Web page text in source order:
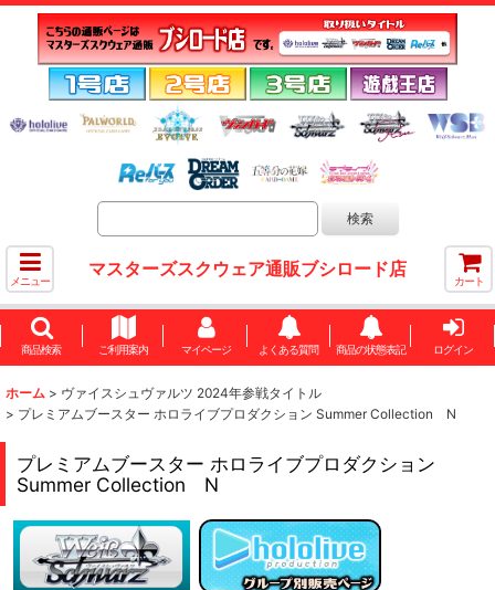
メニュー
マスターズスクウェア通販ブシロード店
カート
商品検索 ご利用案内 マイページ よくある質問 商品の状態表記 ログイン
ホーム > ヴァイスシュヴァルツ 2024年参戦タイトル
> プレミアムブースター ホロライブプロダクション Summer Collection N
プレミアムブースター ホロライブプロダクション
Summer Collection N